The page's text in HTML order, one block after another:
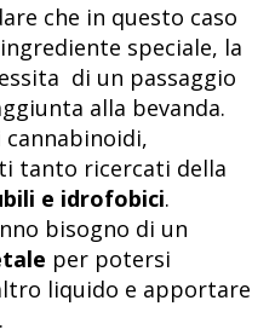
che in questo caso
speciale, la
di un passaggio
alla bevanda.
tanto ricercati della
e idrofobici.
bisogno di un
per potersi
liquido e apportare